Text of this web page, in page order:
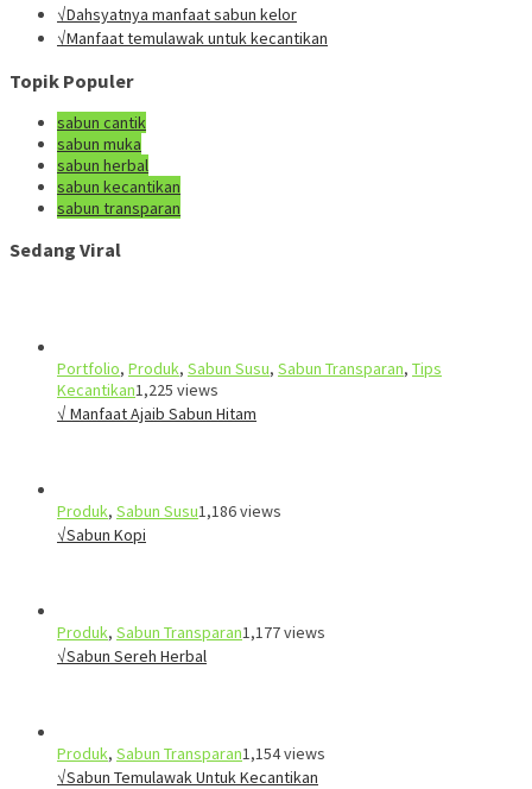
√Dahsyatnya manfaat sabun kelor
√Manfaat temulawak untuk kecantikan
Topik Populer
sabun cantik
sabun muka
sabun herbal
sabun kecantikan
sabun transparan
Sedang Viral
Portfolio, Produk, Sabun Susu, Sabun Transparan, Tips
Kecantikan1,225 views
√ Manfaat Ajaib Sabun Hitam
Produk, Sabun Susu1,186 views
√Sabun Kopi
Produk, Sabun Transparan1,177 views
√Sabun Sereh Herbal
Produk, Sabun Transparan1,154 views
√Sabun Temulawak Untuk Kecantikan